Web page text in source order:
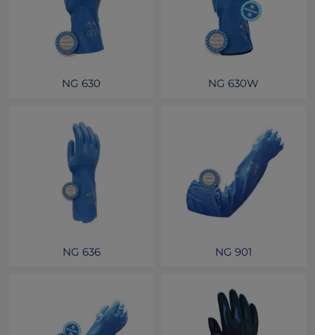
NG 630 NG 630W
NG 636 NG 901